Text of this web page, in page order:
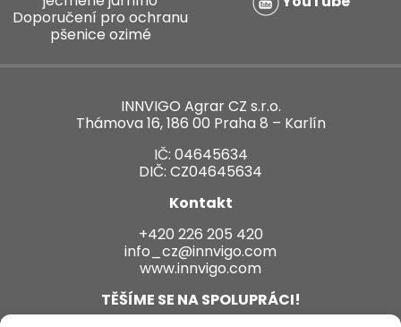
Doporučení pro ochranu
pšenice ozimé
INNVIGO Agrar CZ s.r.o.
Thámova 16, 186 00 Praha 8 – Karlín
IČ: 04645634
DIČ: CZ04645634
Kontakt
+420 226 205 420
info_cz@innvigo.com
www.innvigo.com
TĚŠÍME SE NA SPOLUPRÁCI!